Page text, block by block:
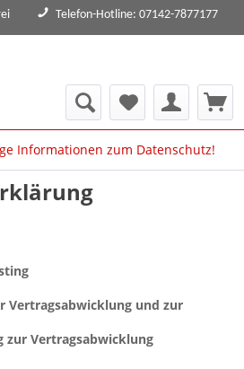
Telefon-Hotline: 07142-7877177
Informationen zum Datenschutz!
Vertragsabwicklung und zur
zur Vertragsabwicklung